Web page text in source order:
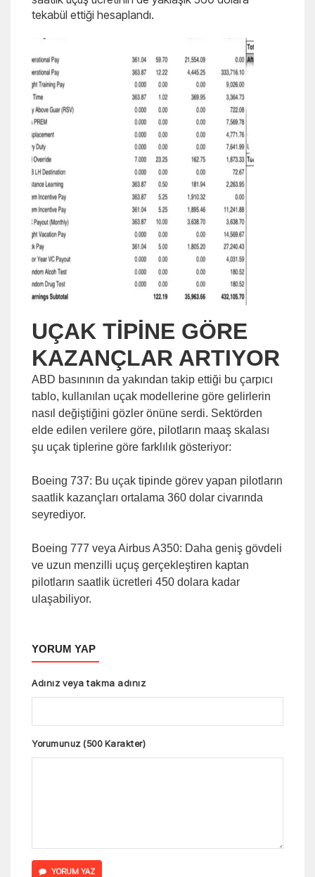
tekabül ettiği hesaplandı.
UÇAK TİPİNE GÖRE
KAZANÇLAR ARTIYOR
ABD basınının da yakından takip ettiği bu çarpıcı
tablo, kullanılan uçak modellerine göre gelirlerin
nasıl değiştiğini gözler önüne serdi. Sektörden
elde edilen verilere göre, pilotların maaş skalası
şu uçak tiplerine göre farklılık gösteriyor:
Boeing 737: Bu uçak tipinde görev yapan pilotların
saatlik kazançları ortalama 360 dolar civarında
seyrediyor.
Boeing 777 veya Airbus A350: Daha geniş gövdeli
ve uzun menzilli uçuş gerçekleştiren kaptan
pilotların saatlik ücretleri 450 dolara kadar
ulaşabiliyor.
YORUM YAP
Adınız veya takma adınız
Yorumunuz (500 Karakter)
YORUM YAZ